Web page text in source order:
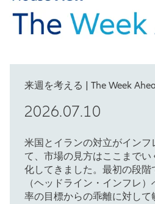
来週を考える | The Week
2026.07.10
米国とイランの対立がイン
て、市場の見方はここまで
化してきました。最初の段
（ヘッドライン・インフレ
率の目標からの乖離に対し